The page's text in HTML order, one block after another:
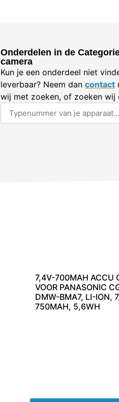
Onderdelen in de
camera
Kun je een onderdeel niet
leverbaar? Neem dancontact
wij met zoeken, of zoeken wij
7,4V-700MAH ACCU
VOOR PANASONIC
DMW-BMA7, LI-ION,
750MAH, 5,6WH